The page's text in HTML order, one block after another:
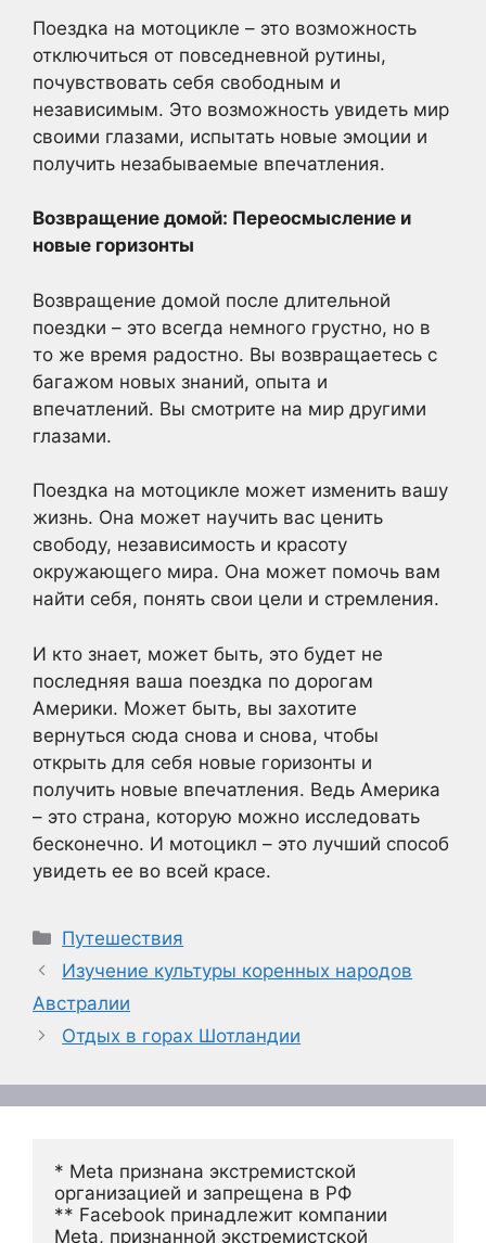
Поездка на мотоцикле – это возможность
отключиться от повседневной рутины,
почувствовать себя свободным и
независимым. Это возможность увидеть мир
своими глазами, испытать новые эмоции и
получить незабываемые впечатления.
Возвращение домой: Переосмысление и
новые горизонты
Возвращение домой после длительной
поездки – это всегда немного грустно, но в
то же время радостно. Вы возвращаетесь с
багажом новых знаний, опыта и
впечатлений. Вы смотрите на мир другими
глазами.
Поездка на мотоцикле может изменить вашу
жизнь. Она может научить вас ценить
свободу, независимость и красоту
окружающего мира. Она может помочь вам
найти себя, понять свои цели и стремления.
И кто знает, может быть, это будет не
последняя ваша поездка по дорогам
Америки. Может быть, вы захотите
вернуться сюда снова и снова, чтобы
открыть для себя новые горизонты и
получить новые впечатления. Ведь Америка
– это страна, которую можно исследовать
бесконечно. И мотоцикл – это лучший способ
увидеть ее во всей красе.
Рубрики
Путешествия
Изучение культуры коренных народов
Австралии
Отдых в горах Шотландии
* Meta признана экстремистской
организацией и запрещена в РФ
** Facebook принадлежит компании
Meta, признанной экстремистской